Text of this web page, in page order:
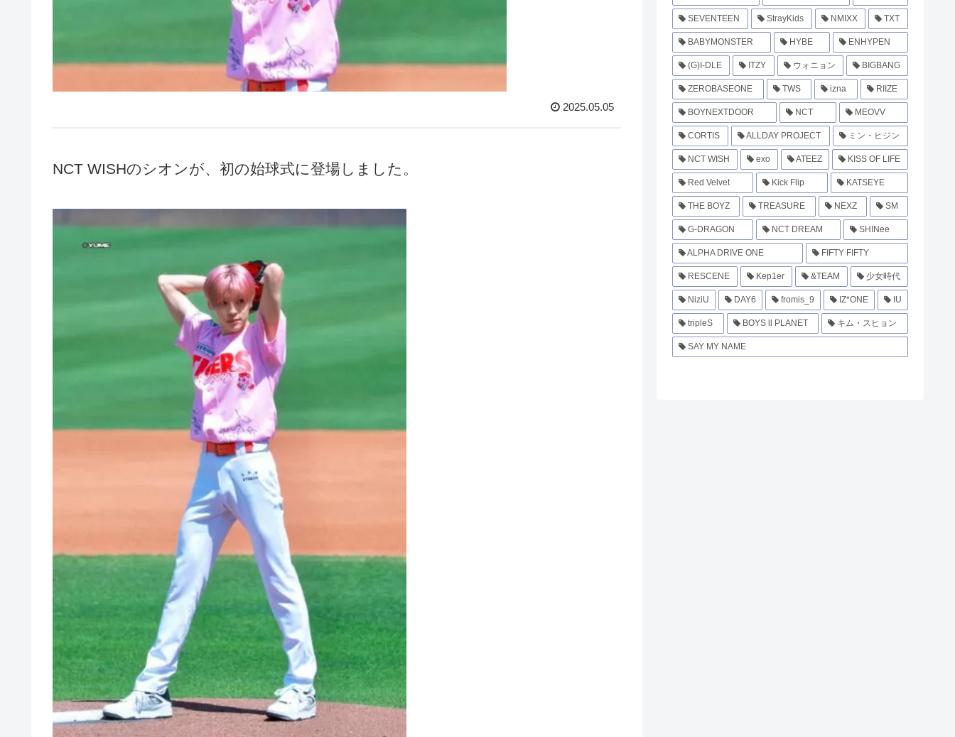
2025.05.05
NCT WISHのシオンが、初の始球式に登場しました。
SEVENTEEN StrayKids NMIXX TXT
BABYMONSTER HYBE ENHYPEN
(G)I-DLE ITZY ウォニョン BIGBANG
ZEROBASEONE TWS izna RIIZE
BOYNEXTDOOR NCT MEOVV
CORTIS ALLDAY PROJECT ミン・ヒジン
NCT WISH exo ATEEZ KISS OF LIFE
Red Velvet Kick Flip KATSEYE
THE BOYZ TREASURE NEXZ SM
G-DRAGON NCT DREAM SHINee
ALPHA DRIVE ONE FIFTY FIFTY
RESCENE Kep1er &TEAM 少女時代
NiziU DAY6 fromis_9 IZ*ONE IU
tripleS BOYS ll PLANET キム・スヒョン
SAY MY NAME